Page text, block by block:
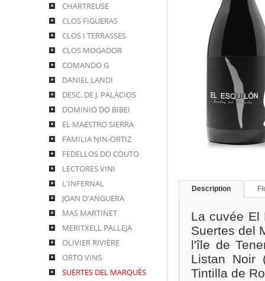
CHARTREUSE
CLOS FIGUERAS
CLOS I TERRASSES
CLOS MOGADOR
COMANDO G
DANIEL LANDI
DESC. DE J. PALACIOS
DOMINIO DO BIBEI
EL MAESTRO SIERRA
FAMILIA NIN-ORTIZ
FEDELLOS DO COUTO
LECTORES VINI
L'INFERNAL
JOAN D'ANGUERA
MAS MARTINET
MERITXELL PALLEJA
OLIVIER RIVIÈRE
ORTO VINS
SUERTES DEL MARQUÉS
Description
La cuvée
Suertes del
l'île de
Listan Noir
Tintilla de